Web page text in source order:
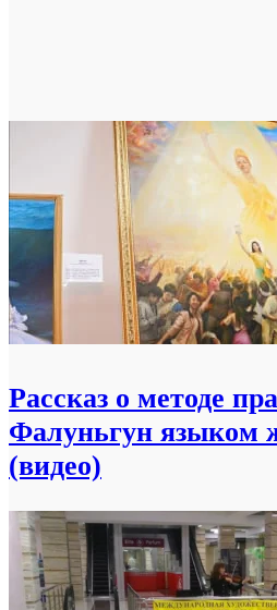
Рассказ о методе
Фалуньгун языком
(видео)